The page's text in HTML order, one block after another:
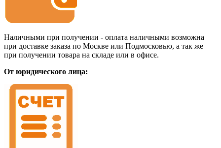
Наличными при получении - оплата наличными возможна
при доставке заказа по Москве или Подмосковью, а так же
при получении товара на складе или в офисе.
От юридического лица: